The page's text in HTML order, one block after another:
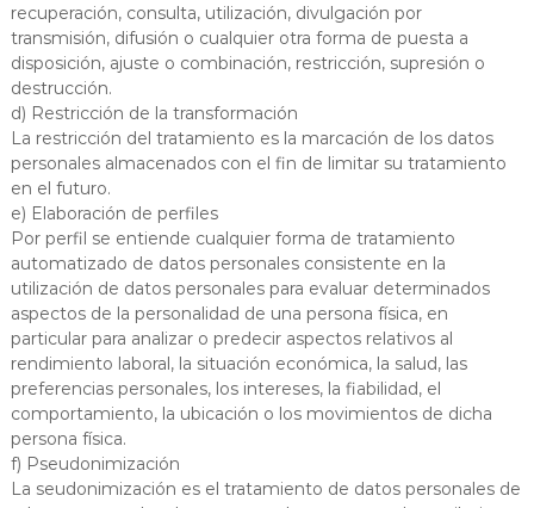
recuperación, consulta, utilización, divulgación por
transmisión, difusión o cualquier otra forma de puesta a
disposición, ajuste o combinación, restricción, supresión o
destrucción.
d) Restricción de la transformación
La restricción del tratamiento es la marcación de los datos
personales almacenados con el fin de limitar su tratamiento
en el futuro.
e) Elaboración de perfiles
Por perfil se entiende cualquier forma de tratamiento
automatizado de datos personales consistente en la
utilización de datos personales para evaluar determinados
aspectos de la personalidad de una persona física, en
particular para analizar o predecir aspectos relativos al
rendimiento laboral, la situación económica, la salud, las
preferencias personales, los intereses, la fiabilidad, el
comportamiento, la ubicación o los movimientos de dicha
persona física.
f) Pseudonimización
La seudonimización es el tratamiento de datos personales de